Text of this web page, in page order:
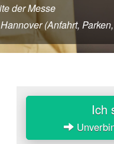
der Messe
(Anfahrt,
Ich